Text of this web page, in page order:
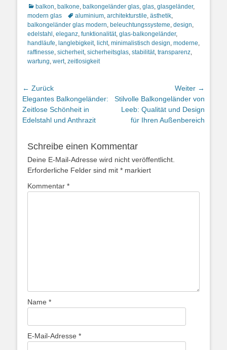
Kategorien
balkon, balkone, balkongeländer glas, glas, glasgeländer,
modern glas
Schlagworte
aluminium, architekturstile, ästhetik,
balkongeländer glas modern, beleuchtungssysteme, design,
edelstahl , eleganz, funktionalität, glas-balkongeländer,
handläufe, langlebigkeit, licht, minimalistisch design, moderne,
raffinesse, sicherheit, sicherheitsglas, stabilität, transparenz,
wartung, wert, zeitlosigkeit
Beitragsnavigation
← Zurück
Vorheriger
Beitrag:
Elegantes Balkongeländer:
Zeitlose Schönheit in
Edelstahl und Anthrazit
Weiter →
Nächster
Beitrag:
Stilvolle Balkongeländer von
Leeb: Qualität und Design
für Ihren Außenbereich
Schreibe einen Kommentar
Deine E-Mail-Adresse wird nicht veröffentlicht.
Erforderliche Felder sind mit * markiert
Kommentar *
Name *
E-Mail-Adresse *